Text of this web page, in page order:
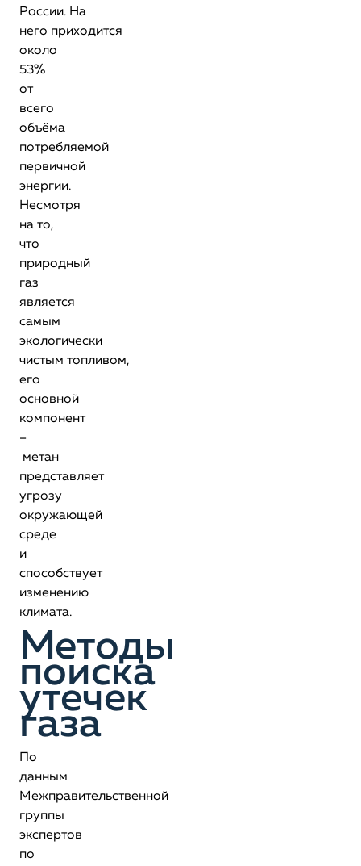
России. На
него приходится
около
53%
от
всего
объёма
потребляемой
первичной
энергии.
Несмотря
на то,
что
природный
газ
является
самым
экологически
чистым топливом,
его
основной
компонент
–
метан
представляет
угрозу
окружающей
среде
и
способствует
изменению
климата.
Методы
поиска
утечек
газа
По
данным
Межправительственной
группы
экспертов
по